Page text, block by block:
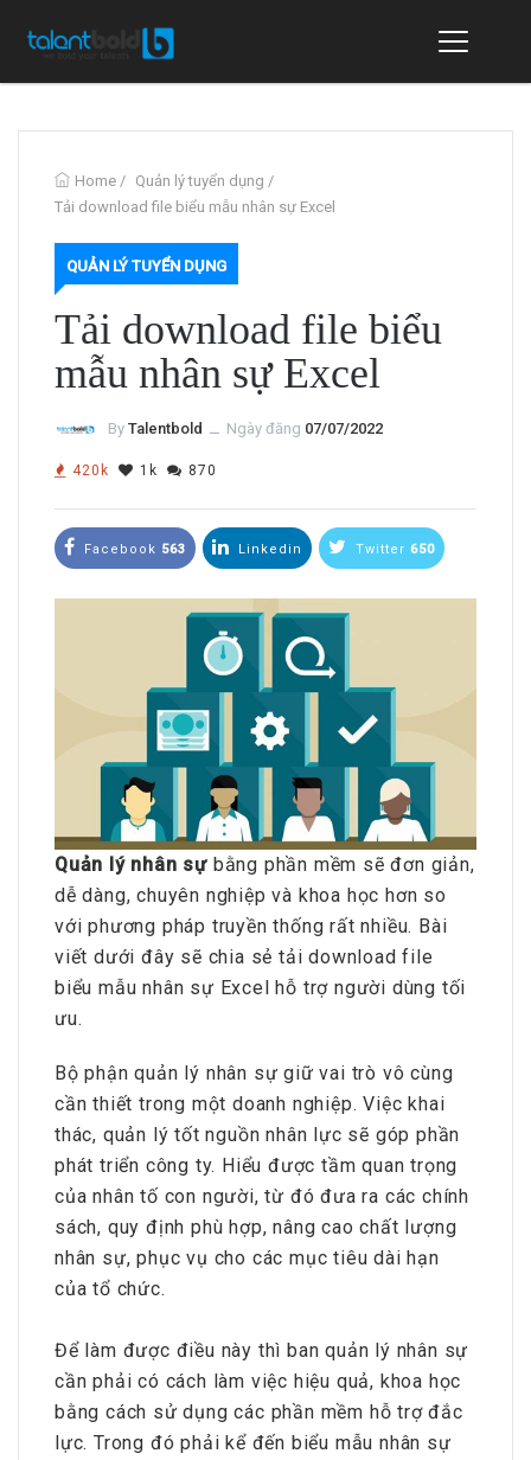
Home / Quản lý tuyển dụng /
Tải download file biểu mẫu nhân sự Excel
QUẢN LÝ TUYỂN DỤNG
Tải download file biểu
mẫu nhân sự Excel
By Talentbold ــ Ngày đăng 07/07/2022
420k 1k 870
Facebook 563 Linkedin Twitter 650
Quản lý nhân sự bằng phần mềm sẽ đơn giản,
dễ dàng, chuyên nghiệp và khoa học hơn so
với phương pháp truyền thống rất nhiều. Bài
viết dưới đây sẽ chia sẻ tải download file
biểu mẫu nhân sự Excel hỗ trợ người dùng tối
ưu.
Bộ phận quản lý nhân sự giữ vai trò vô cùng
cần thiết trong một doanh nghiệp. Việc khai
thác, quản lý tốt nguồn nhân lực sẽ góp phần
phát triển công ty. Hiểu được tầm quan trọng
của nhân tố con người, từ đó đưa ra các chính
sách, quy định phù hợp, nâng cao chất lượng
nhân sự, phục vụ cho các mục tiêu dài hạn
của tổ chức.
Để làm được điều này thì ban quản lý nhân sự
cần phải có cách làm việc hiệu quả, khoa học
bằng cách sử dụng các phần mềm hỗ trợ đắc
lực. Trong đó phải kể đến biểu mẫu nhân sự